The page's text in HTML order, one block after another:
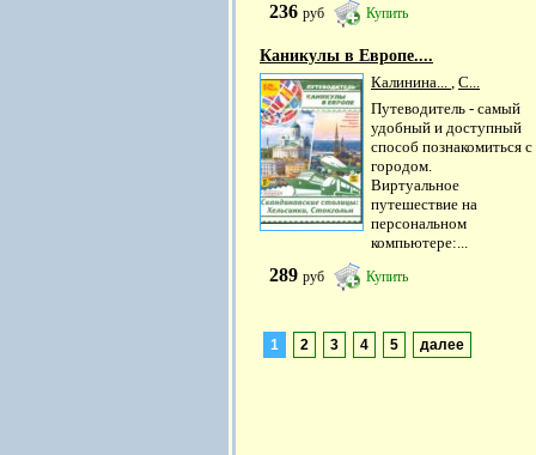
236 руб Купить
Каникулы в Европе....
Калинина... , С...
Путеводитель - самый
удобный и доступный
способ познакомиться с
городом.
Виртуальное
путешествие на
персональном
компьютере:...
289 руб Купить
1 2 3 4 5 далее